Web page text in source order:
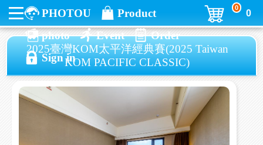
PHOTOU
Product
photo
Event
Order
Sign in
0
0
2025臺灣KOM太平洋經典賽(2025 Taiwan
KOM PACIFIC CLASSIC)